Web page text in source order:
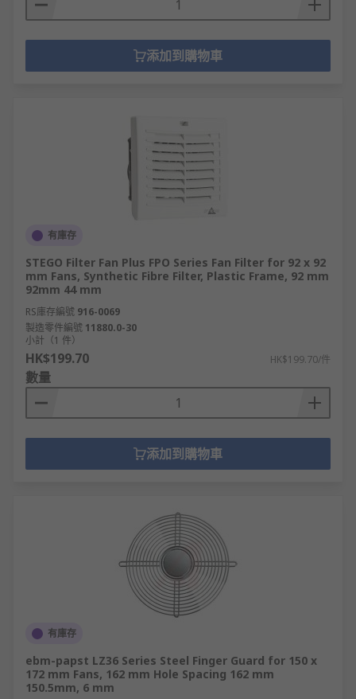
添加到購物車
有庫存
STEGO Filter Fan Plus FPO Series Fan Filter for 92 x 92
mm Fans, Synthetic Fibre Filter, Plastic Frame, 92 mm
92mm 44 mm
RS庫存編號 916-0069
製造零件編號 11880.0-30
小計（1 件）
HK$199.70 HK$199.70/件
數量
添加到購物車
有庫存
ebm-papst LZ36 Series Steel Finger Guard for 150 x
172 mm Fans, 162 mm Hole Spacing 162 mm
150.5mm, 6 mm